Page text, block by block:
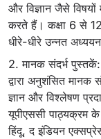
और विज्ञान जैसे
करते हैं। कक्षा 6 से
धीरे-धीरे उन्नत
2. मानक संदर्भ पुस्तकें:
द्वारा अनुशंसित
ज्ञान और विश्लेषण
यूपीएससी पाठ्यक्रम
हिंदू, द इंडियन